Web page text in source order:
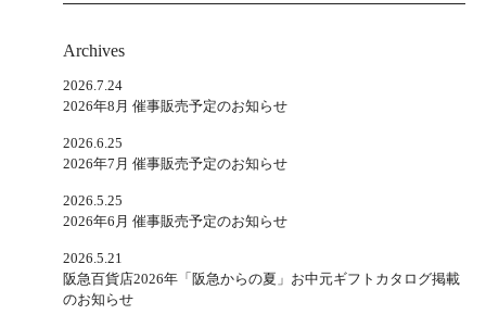
Archives
2026.7.24
2026年8月 催事販売予定のお知らせ
2026.6.25
2026年7月 催事販売予定のお知らせ
2026.5.25
2026年6月 催事販売予定のお知らせ
2026.5.21
阪急百貨店2026年「阪急からの夏」お中元ギフトカタログ掲載
のお知らせ